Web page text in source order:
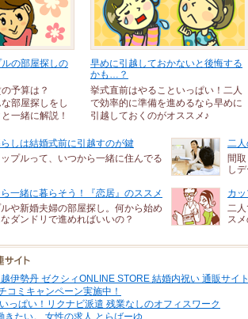
の部屋探しの
予算は？
部屋探しをし
一緒に解説！
早めに引越しておかないと後悔する
かも…？
挙式直前はやることいっぱい！二人
で効率的に準備を進めるなら早めに
引越しておくのがオススメ♪
しは結婚式前に引越すのが鍵
プルって、いつから一緒に住んでる
二
間
し
一緒に暮らそう！『恋居』のススメ
や新婚夫婦の部屋探し。何から始め
ダンドリで進めればいいの？
カ
二
ス